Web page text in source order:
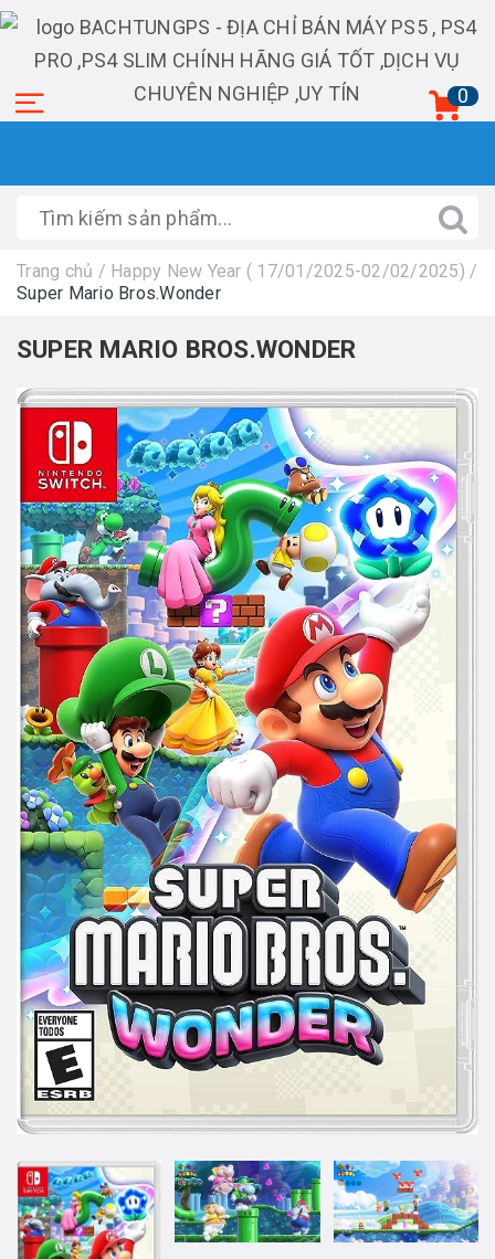
0
Trang chủ / Happy New Year ( 17/01/2025-02/02/2025) /
Super Mario Bros.Wonder
SUPER MARIO BROS.WONDER